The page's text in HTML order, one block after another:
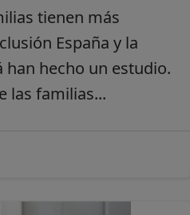
tienen más
España y la
han hecho un estudio.
las familias...